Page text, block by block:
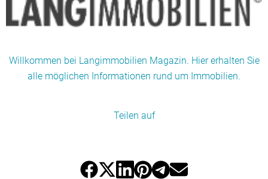
Willkommen bei Langimmobilien Magazin. Hier erhalten Sie
alle möglichen Informationen rund um Immobilien.
Teilen auf